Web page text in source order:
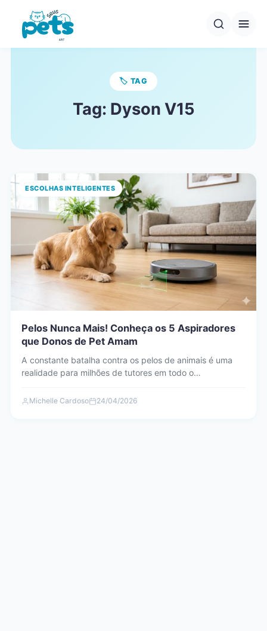
🏷️ TAG
Tag: Dyson V15
ESCOLHAS INTELIGENTES
Pelos Nunca Mais! Conheça os 5 Aspiradores
que Donos de Pet Amam
A constante batalha contra os pelos de animais é uma
realidade para milhões de tutores em todo o…
Michelle Cardoso 24/04/2026